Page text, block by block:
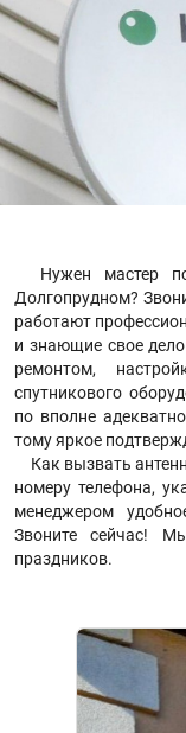
Нужен мастер
Долгопрудном?
работают
и знающие свое
ремонтом,
спутникового
по вполне
тому яркое
Как вызвать
номеру телефона,
менеджером
Звоните сейчас!
праздников.